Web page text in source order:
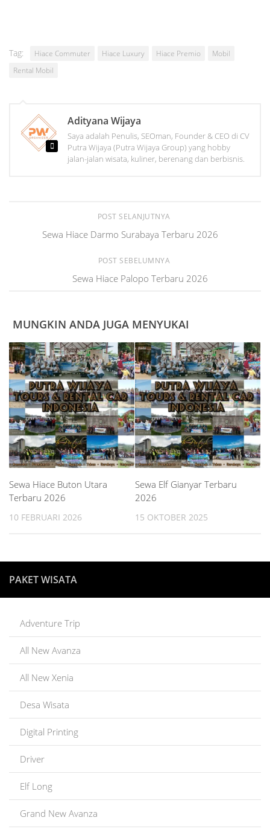
Tag: Hiace Commuter Hiace Luxury Hiace Premio
Mobil
Rental Mobil
Adityana Wijaya
Saya adalah Penulis, SEOman, Founder & CEO di CV
Putra Wijaya (Putra Wijaya Group) yang hobby
jalan-jalan wisata, kuliner, berenang dan berbisnis.
POST SELANJUTNYA
Sewa Hiace Darmo Surabaya Terbaru 2026
POST SEBELUMNYA
Sewa Hiace Palopo Terbaru 2026
MUNGKIN ANDA JUGA MENYUKAI
Sewa Hiace Buton Utara
Terbaru 2026
10 FEBRUARI 2026
Sewa Elf Gianyar Terbaru
2026
15 OKTOBER 2025
PAKET WISATA
Adventure Trip
All New Avanza
All New Xenia
Desa Wisata
Digital Printing
Driver
Elf Long
Grand New Avanza